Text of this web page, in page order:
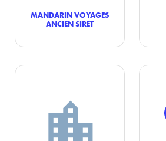
MANDARIN VOYAGES
ANCIEN SIRET